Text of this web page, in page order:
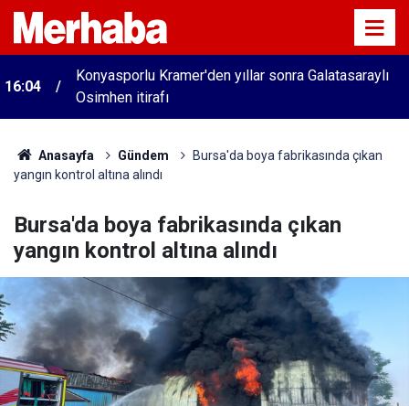
16:04
Konyasporlu Kramer'den yıllar sonra Galatasaraylı
Osimhen itirafı
Anasayfa Gündem
Bursa'da boya fabrikasında çıkan
yangın kontrol altına alındı
Bursa'da boya fabrikasında çıkan
yangın kontrol altına alındı